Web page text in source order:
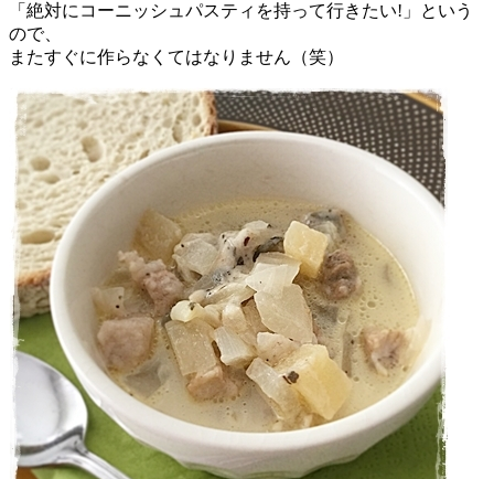
「絶対にコーニッシュパスティを持って行きたい!」という
ので、
またすぐに作らなくてはなりません（笑）